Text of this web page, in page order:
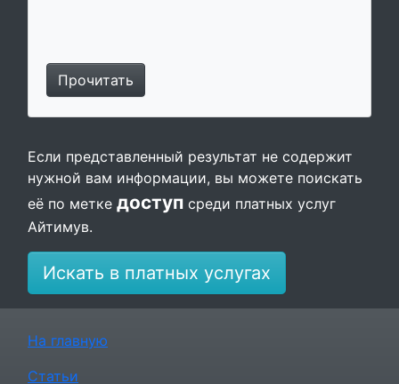
Прочитать
Если представленный результат не содержит
нужной вам информации, вы можете поискать
её по метке доступ среди платных услуг
Айтимув.
Искать в платных услугах
На главную
Статьи